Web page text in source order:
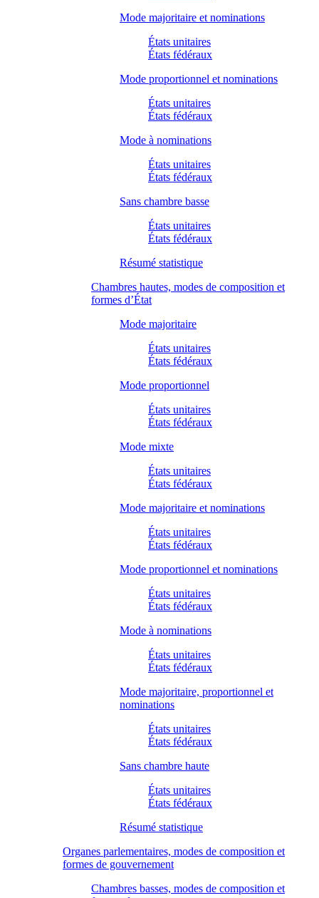
Mode majoritaire et nominations
États unitaires
États fédéraux
Mode proportionnel et nominations
États unitaires
États fédéraux
Mode à nominations
États unitaires
États fédéraux
Sans chambre basse
États unitaires
États fédéraux
Résumé statistique
Chambres hautes, modes de composition et
formes d’État
Mode majoritaire
États unitaires
États fédéraux
Mode proportionnel
États unitaires
États fédéraux
Mode mixte
États unitaires
États fédéraux
Mode majoritaire et nominations
États unitaires
États fédéraux
Mode proportionnel et nominations
États unitaires
États fédéraux
Mode à nominations
États unitaires
États fédéraux
Mode majoritaire, proportionnel et
nominations
États unitaires
États fédéraux
Sans chambre haute
États unitaires
États fédéraux
Résumé statistique
Organes parlementaires, modes de composition et
formes de gouvernement
Chambres basses, modes de composition et